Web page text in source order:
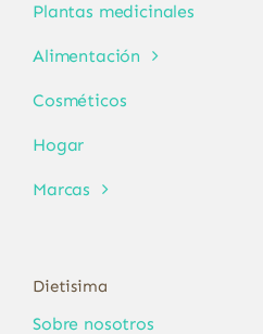
Plantas medicinales
Alimentación
Cosméticos
Hogar
Marcas
Dietisima
Sobre nosotros